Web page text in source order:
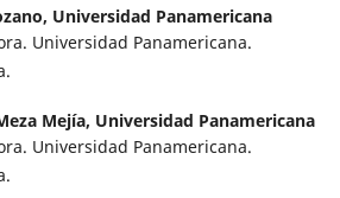
Universidad Panamericana
Universidad Panamericana.
Mejía, Universidad Panamericana
Universidad Panamericana.